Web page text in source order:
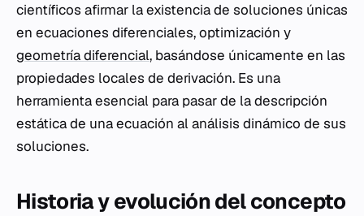
científicos afirmar la existencia de soluciones únicas
en ecuaciones diferenciales, optimización y
geometría diferencial, basándose únicamente en las
propiedades locales de derivación. Es una
herramienta esencial para pasar de la descripción
estática de una ecuación al análisis dinámico de sus
soluciones.
Historia y evolución del concepto